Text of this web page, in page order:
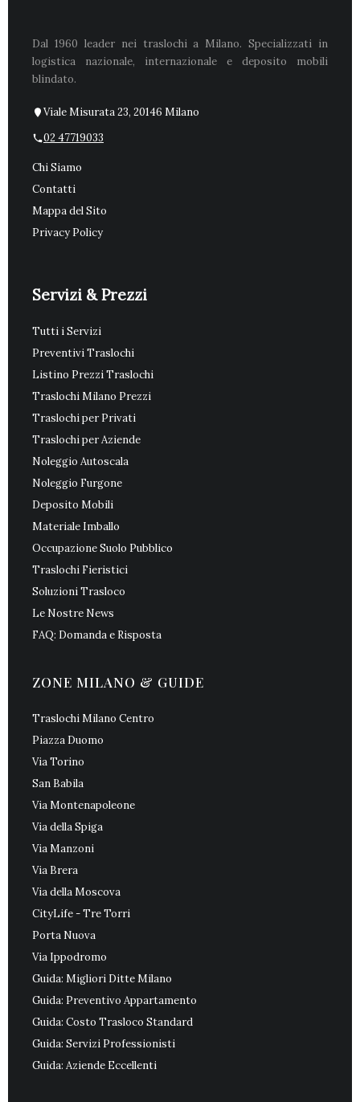
Dal 1960 leader nei traslochi a Milano. Specializzati in
logistica nazionale, internazionale e deposito mobili
blindato.
Viale Misurata 23, 20146 Milano
02 47719033
Chi Siamo
Contatti
Mappa del Sito
Privacy Policy
Servizi & Prezzi
Tutti i Servizi
Preventivi Traslochi
Listino Prezzi Traslochi
Traslochi Milano Prezzi
Traslochi per Privati
Traslochi per Aziende
Noleggio Autoscala
Noleggio Furgone
Deposito Mobili
Materiale Imballo
Occupazione Suolo Pubblico
Traslochi Fieristici
Soluzioni Trasloco
Le Nostre News
FAQ: Domanda e Risposta
ZONE MILANO & GUIDE
Traslochi Milano Centro
Piazza Duomo
Via Torino
San Babila
Via Montenapoleone
Via della Spiga
Via Manzoni
Via Brera
Via della Moscova
CityLife - Tre Torri
Porta Nuova
Via Ippodromo
Guida: Migliori Ditte Milano
Guida: Preventivo Appartamento
Guida: Costo Trasloco Standard
Guida: Servizi Professionisti
Guida: Aziende Eccellenti